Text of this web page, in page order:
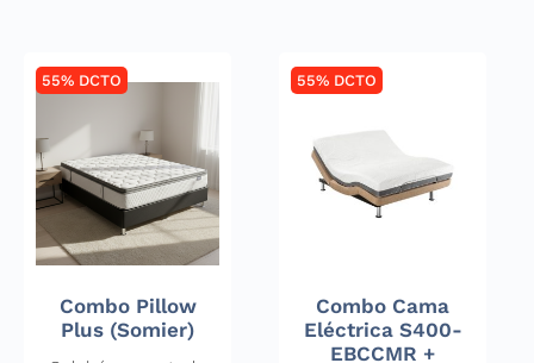
55% DCTO
Combo Pillow
Plus (Somier)
55% DCTO
Combo Cama
Eléctrica S400-
EBCCMR +